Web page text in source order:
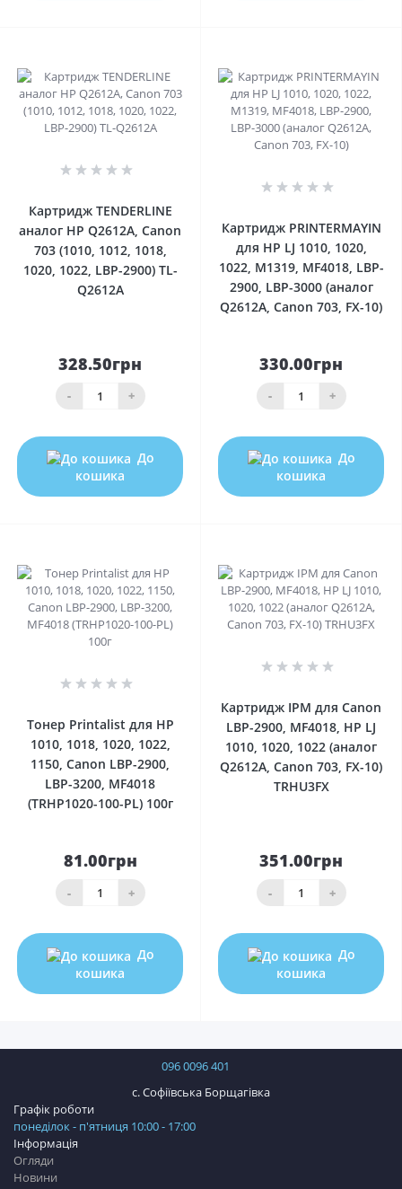
Картридж TENDERLINE
аналог HP Q2612A, Canon
703 (1010, 1012, 1018,
1020, 1022, LBP-2900) TL-
Q2612A
328.50грн
- +
До
кошика
Картридж PRINTERMAYIN
для HP LJ 1010, 1020,
1022, M1319, MF4018, LBP-
2900, LBP-3000 (аналог
Q2612A, Canon 703, FX-10)
330.00грн
- +
До
кошика
Тонер Printalist для HP
1010, 1018, 1020, 1022,
1150, Canon LBP-2900,
LBP-3200, MF4018
(TRHP1020-100-PL) 100г
81.00грн
- +
До
кошика
Картридж IPM для Canon
LBP-2900, MF4018, HP LJ
1010, 1020, 1022 (аналог
Q2612A, Canon 703, FX-10)
TRHU3FX
351.00грн
- +
До
кошика
096 0096 401
с. Софіївська Борщагівка
Інформація
Огляди
Новини
Графік роботи
понеділок - п'ятниця 10:00 - 17:00